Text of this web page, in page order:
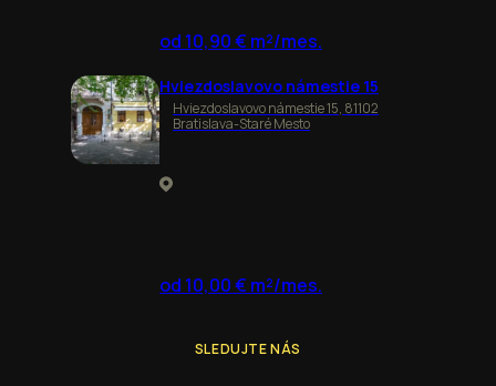
od 10,90 € m²/mes.
Hviezdoslavovo námestie 15
Hviezdoslavovo námestie 15, 81102
Bratislava-Staré Mesto
od 10,00 € m²/mes.
SLEDUJTE NÁS